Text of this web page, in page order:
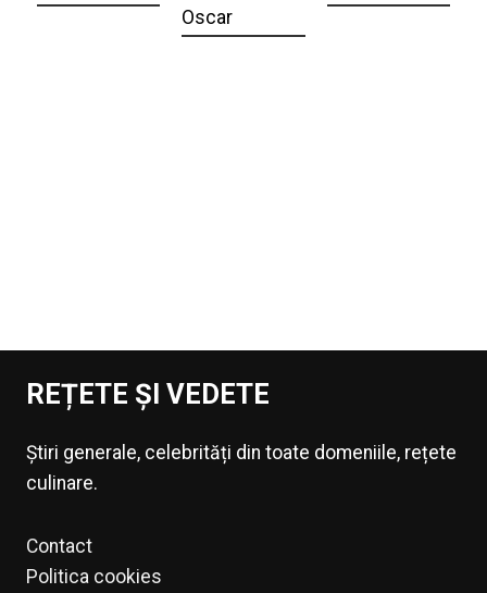
Oscar
REȚETE ȘI VEDETE
Știri generale, celebrități din toate domeniile, rețete
culinare.
Contact
Politica cookies